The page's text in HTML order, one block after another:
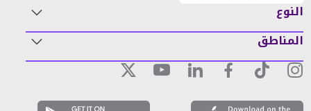
النوع
المناطق